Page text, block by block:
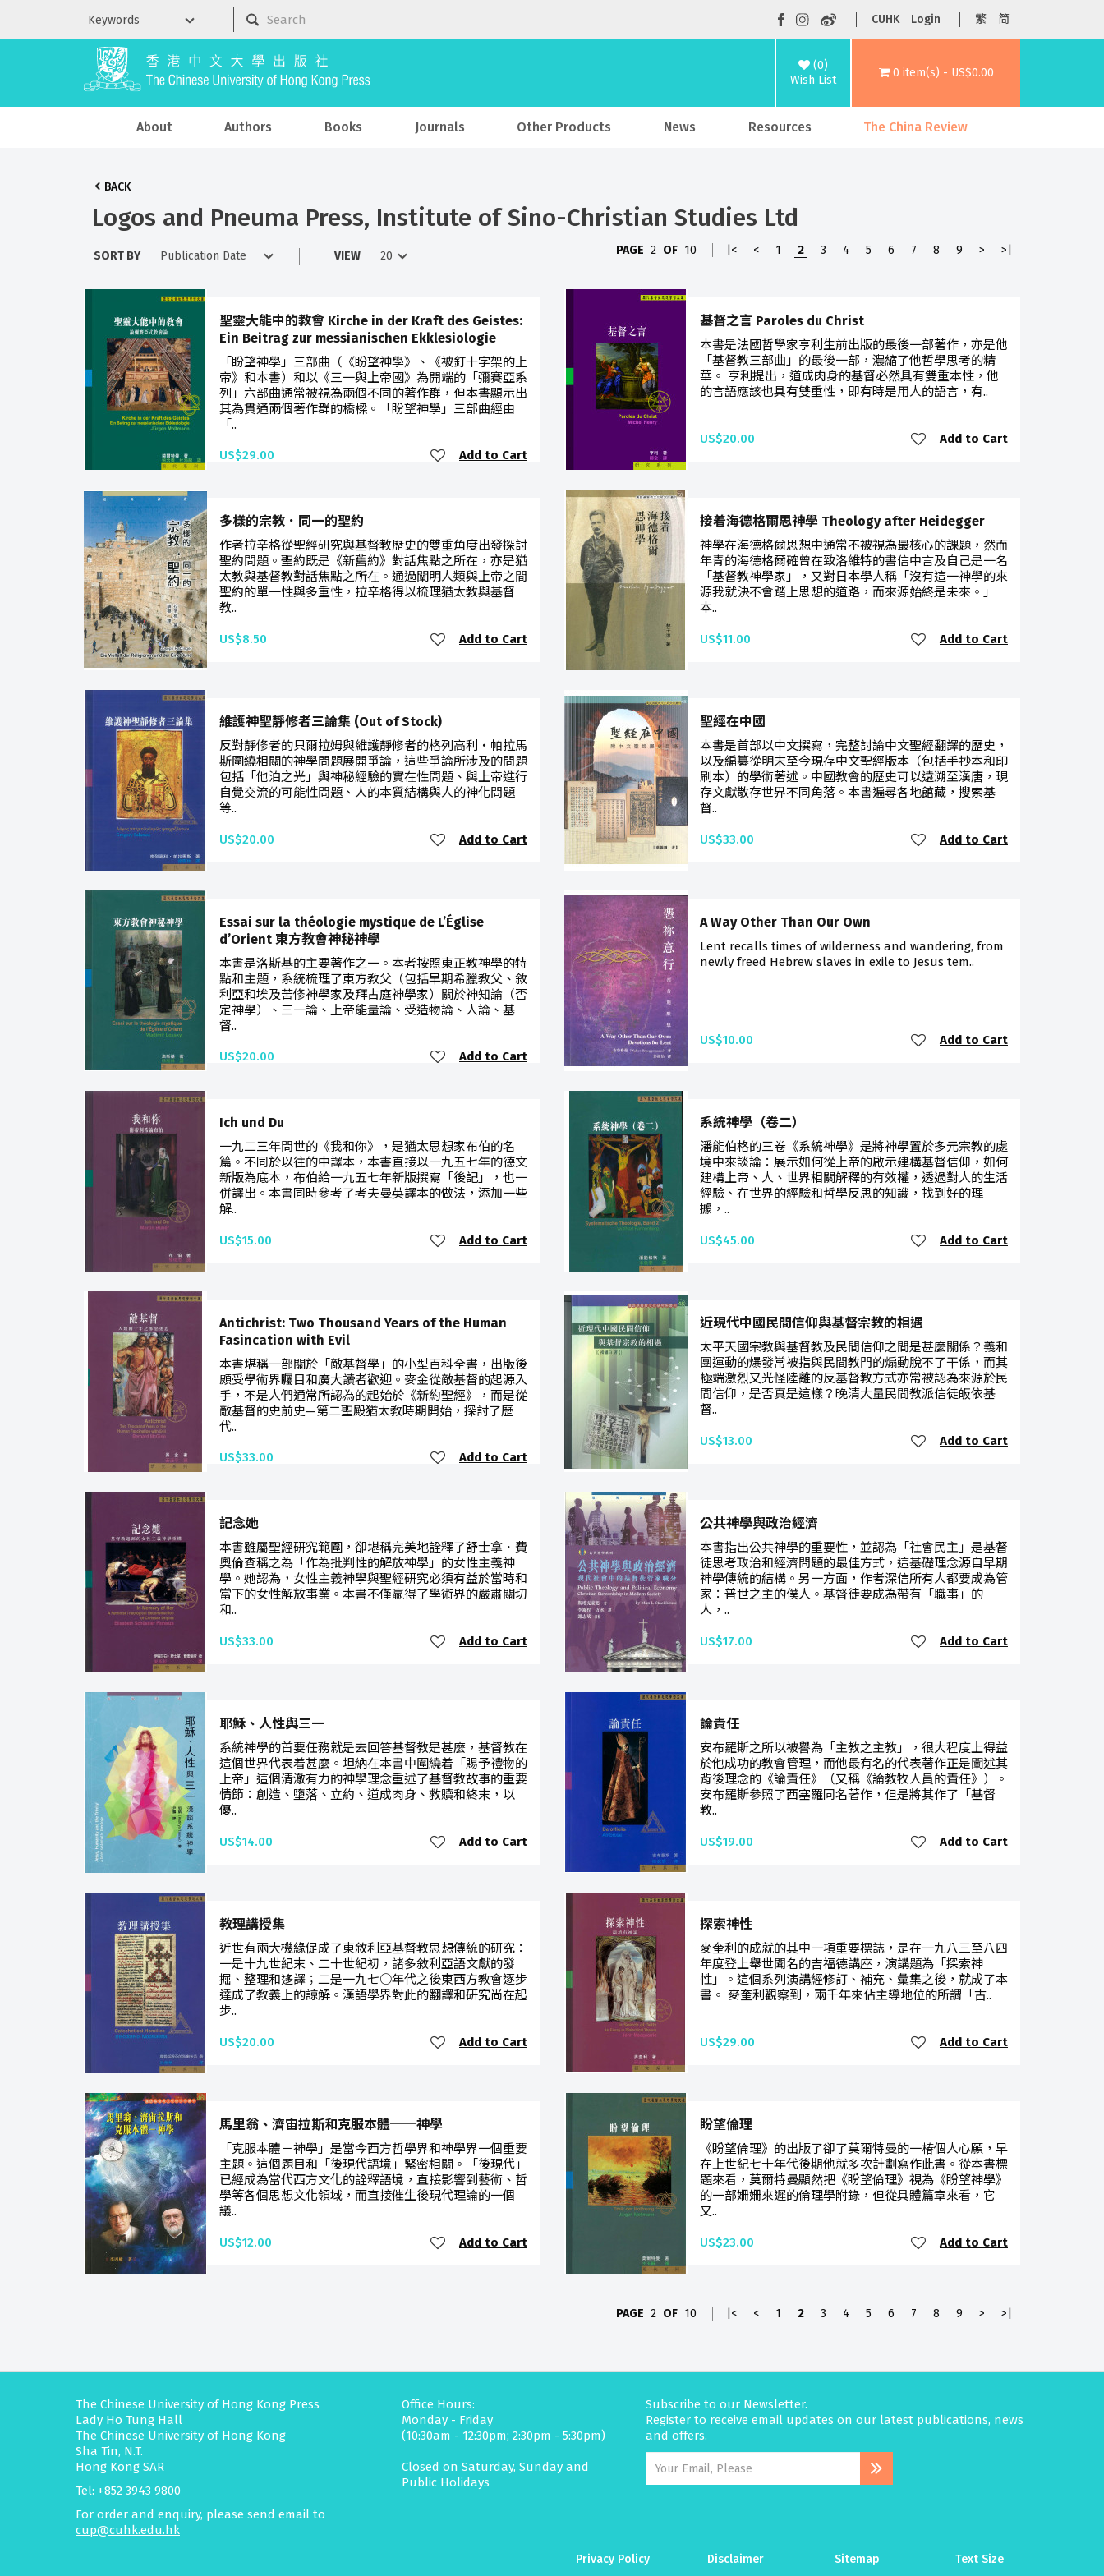
CUHK Login 繁 简
(0)
Wish List
0 item(s) - US$0.00
About Authors Books Journals Other Products News Resources The China Review
BACK
Logos and Pneuma Press, Institute of Sino-Christian Studies Ltd
SORT BY VIEW PAGE 2 OF 10 |< < 1 2 3 4 5 6 7 8 9 > >|
聖靈大能中的教會 Kirche in der Kraft des Geistes:
Ein Beitrag zur messianischen Ekklesiologie
「盼望神學」三部曲（《盼望神學》、《被釘十字架的上
帝》和本書）和以《三一與上帝國》為開端的「彌賽亞系
列」六部曲通常被視為兩個不同的著作群，但本書顯示出
其為貫通兩個著作群的橋樑。「盼望神學」三部曲經由
「..
US$29.00 Add to Cart
基督之言 Paroles du Christ
本書是法國哲學家亨利生前出版的最後一部著作，亦是他
「基督教三部曲」的最後一部，濃縮了他哲學思考的精
華。 亨利提出，道成肉身的基督必然具有雙重本性，他
的言語應該也具有雙重性，即有時是用人的語言，有..
US$20.00 Add to Cart
多樣的宗教．同一的聖約
作者拉辛格從聖經研究與基督教歷史的雙重角度出發探討
聖約問題。聖約既是《新舊約》對話焦點之所在，亦是猶
太教與基督教對話焦點之所在。通過闡明人類與上帝之間
聖約的單一性與多重性，拉辛格得以梳理猶太教與基督
教..
US$8.50 Add to Cart
接着海德格爾思神學 Theology after Heidegger
神學在海德格爾思想中通常不被視為最核心的課題，然而
年青的海德格爾確曾在致洛維特的書信中言及自己是一名
「基督教神學家」，又對日本學人稱「沒有這一神學的來
源我就決不會踏上思想的道路，而來源始終是未來。」
本..
US$11.00 Add to Cart
維護神聖靜修者三論集 (Out of Stock)
反對靜修者的貝爾拉姆與維護靜修者的格列高利‧帕拉馬
斯圍繞相關的神學問題展開爭論，這些爭論所涉及的問題
包括「他泊之光」與神秘經驗的實在性問題、與上帝進行
自覺交流的可能性問題、人的本質結構與人的神化問題
等..
US$20.00 Add to Cart
聖經在中國
本書是首部以中文撰寫，完整討論中文聖經翻譯的歷史，
以及編纂從明末至今現存中文聖經版本（包括手抄本和印
刷本）的學術著述。中國教會的歷史可以遠溯至漢唐，現
存文獻散存世界不同角落。本書遍尋各地館藏，搜索基
督..
US$33.00 Add to Cart
Essai sur la théologie mystique de L’Église
d’Orient 東方教會神秘神學
本書是洛斯基的主要著作之一。本者按照東正教神學的特
點和主題，系統梳理了東方教父（包括早期希臘教父、敘
利亞和埃及苦修神學家及拜占庭神學家）關於神知論（否
定神學）、三一論、上帝能量論、受造物論、人論、基
督..
US$20.00 Add to Cart
A Way Other Than Our Own
Lent recalls times of wilderness and wandering, from
newly freed Hebrew slaves in exile to Jesus tem..
US$10.00 Add to Cart
Ich und Du
一九二三年問世的《我和你》，是猶太思想家布伯的名
篇。不同於以往的中譯本，本書直接以一九五七年的德文
新版為底本，布伯給一九五七年新版撰寫「後記」，也一
併譯出。本書同時參考了考夫曼英譯本的做法，添加一些
解..
US$15.00 Add to Cart
系統神學（卷二）
潘能伯格的三卷《系統神學》是將神學置於多元宗教的處
境中來談論：展示如何從上帝的啟示建構基督信仰，如何
建構上帝、人、世界相關解釋的有效權，透過對人的生活
經驗、在世界的經驗和哲學反思的知識，找到好的理
據，..
US$45.00 Add to Cart
Antichrist: Two Thousand Years of the Human
Fasincation with Evil
本書堪稱一部關於「敵基督學」的小型百科全書，出版後
頗受學術界矚目和廣大讀者歡迎。麥金從敵基督的起源入
手，不是人們通常所認為的起始於《新約聖經》，而是從
敵基督的史前史—第二聖殿猶太教時期開始，探討了歷
代..
US$33.00 Add to Cart
近現代中國民間信仰與基督宗教的相遇
太平天國宗教與基督教及民間信仰之間是甚麼關係？義和
團運動的爆發常被指與民間教門的煽動脫不了干係，而其
極端激烈又光怪陸離的反基督教方式亦常被認為來源於民
間信仰，是否真是這樣？晚清大量民間教派信徒皈依基
督..
US$13.00 Add to Cart
記念她
本書雖屬聖經研究範圍，卻堪稱完美地詮釋了舒士拿．費
奧倫查稱之為「作為批判性的解放神學」的女性主義神
學。她認為，女性主義神學與聖經研究必須有益於當時和
當下的女性解放事業。本書不僅贏得了學術界的嚴肅關切
和..
US$33.00 Add to Cart
公共神學與政治經濟
本書指出公共神學的重要性，並認為「社會民主」是基督
徒思考政治和經濟問題的最佳方式，這基礎理念源自早期
神學傳統的結構。另一方面，作者深信所有人都要成為管
家：普世之主的僕人。基督徒要成為帶有「職事」的
人，..
US$17.00 Add to Cart
耶穌、人性與三一
系統神學的首要任務就是去回答基督教是甚麼，基督教在
這個世界代表着甚麼。坦納在本書中圍繞着「賜予禮物的
上帝」這個清澈有力的神學理念重述了基督教故事的重要
情節：創造、墮落、立約、道成肉身、救贖和終末，以
優..
US$14.00 Add to Cart
論責任
安布羅斯之所以被譽為「主教之主教」，很大程度上得益
於他成功的教會管理，而他最有名的代表著作正是闡述其
背後理念的《論責任》（又稱《論教牧人員的責任》）。
安布羅斯參照了西塞羅同名著作，但是將其作了「基督
教..
US$19.00 Add to Cart
教理講授集
近世有兩大機緣促成了東敘利亞基督教思想傳統的研究：
一是十九世紀末、二十世紀初，諸多敘利亞語文獻的發
掘、整理和迻譯；二是一九七○年代之後東西方教會逐步
達成了教義上的諒解。漢語學界對此的翻譯和研究尚在起
步..
US$20.00 Add to Cart
探索神性
麥奎利的成就的其中一項重要標誌，是在一九八三至八四
年度登上舉世聞名的吉福德講座，演講題為「探索神
性」。這個系列演講經修訂、補充、彙集之後，就成了本
書。 麥奎利觀察到，兩千年來佔主導地位的所謂「古..
US$29.00 Add to Cart
馬里翁、濟宙拉斯和克服本體──神學
「克服本體－神學」是當今西方哲學界和神學界一個重要
主題。這個題目和「後現代語境」緊密相關。「後現代」
已經成為當代西方文化的詮釋語境，直接影響到藝術、哲
學等各個思想文化領域，而直接催生後現代理論的一個
議..
US$12.00 Add to Cart
盼望倫理
《盼望倫理》的出版了卻了莫爾特曼的一椿個人心願，早
在上世紀七十年代後期他就多次計劃寫作此書。從本書標
題來看，莫爾特曼顯然把《盼望倫理》視為《盼望神學》
的一部姍姍來遲的倫理學附錄，但從具體篇章來看，它
又..
US$23.00 Add to Cart
PAGE 2 OF 10 |< < 1 2 3 4 5 6 7 8 9 > >|
The Chinese University of Hong Kong Press
Lady Ho Tung Hall
The Chinese University of Hong Kong
Sha Tin, N.T.
Hong Kong SAR
Tel: +852 3943 9800
For order and enquiry, please send email to
cup@cuhk.edu.hk
Office Hours:
Monday - Friday
(10:30am - 12:30pm; 2:30pm - 5:30pm)
Closed on Saturday, Sunday and
Public Holidays
Subscribe to our Newsletter.
Register to receive email updates on our latest publications, news
and offers.
Privacy Policy Disclaimer Sitemap Text Size